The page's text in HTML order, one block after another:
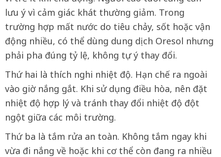
lưu ý vì cảm giác khát thường giảm. Trong
trường hợp mất nước do tiêu chảy, sốt hoặc vận
động nhiều, có thể dùng dung dịch Oresol nhưng
phải pha đúng tỷ lệ, không tự ý thay đổi.
Thứ hai là thích nghi nhiệt độ. Hạn chế ra ngoài
vào giờ nắng gắt. Khi sử dụng điều hòa, nên đặt
nhiệt độ hợp lý và tránh thay đổi nhiệt độ đột
ngột giữa các môi trường.
Thứ ba là tắm rửa an toàn. Không tắm ngay khi
vừa đi nắng về hoặc khi cơ thể còn đang ra nhiều